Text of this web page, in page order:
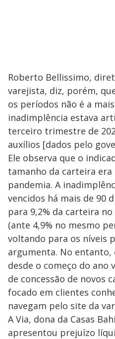
Roberto Bellissimo,
varejista, diz, porém,
os períodos não é a
inadimplência estava
terceiro trimestre de
auxílios [dados pelo
Ele observa que o
tamanho da carteira era
pandemia. A
vencidos há mais de 90
para 9,2% da carteira
(ante 4,9% no mesmo
voltando para os níveis
argumenta. No entanto,
desde o começo do
de concessão de novos
focado em clientes
navegam pelo site da
A Via, dona da Casas
apresentou prejuízo